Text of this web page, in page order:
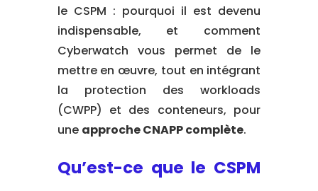
le CSPM : pourquoi il est devenu
indispensable, et comment
Cyberwatch vous permet de le
mettre en œuvre, tout en intégrant
la protection des workloads
(CWPP) et des conteneurs, pour
une approche CNAPP complète.
Qu’est-ce que le CSPM